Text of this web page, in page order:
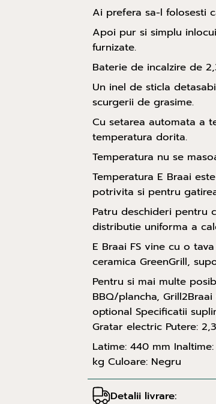
Ai prefera sa-l folosesti
Apoi pur si simplu
furnizate.
Baterie de incalzire de
Un inel de sticla
scurgerii de grasime.
Cu setarea automata a
temperatura dorita.
Temperatura nu se
Temperatura E Braai
potrivita si pentru
Patru deschideri pentru
distributie uniforma a
E Braai FS vine cu o
ceramica GreenGrill,
Pentru si mai multe
BBQ/plancha,
optional Specificatii
Gratar electric Putere:
Latime: 440 mm
kg Culoare: Negru
Detalii livrare: